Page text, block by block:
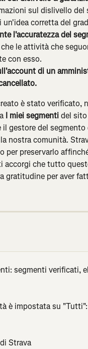
sul dislivello del
corretta del
l'accuratezza del
le attività che
con esso.
di un
è stato verificato,
I miei segmenti del
gestore del
nostra comunità.
per preservarlo
accorgi che tutto
gratitudine per aver
segmenti verificati,
è impostata su
Strava